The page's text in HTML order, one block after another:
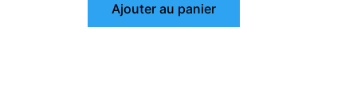
Ajouter au panier